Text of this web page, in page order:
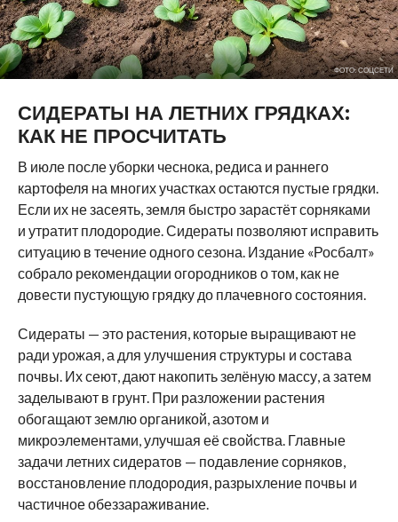
ФОТО: СОЦСЕТИ
СИДЕРАТЫ НА ЛЕТНИХ ГРЯДКАХ:
КАК НЕ ПРОСЧИТАТЬ
В июле после уборки чеснока, редиса и раннего
картофеля на многих участках остаются пустые грядки.
Если их не засеять, земля быстро зарастёт сорняками
и утратит плодородие. Сидераты позволяют исправить
ситуацию в течение одного сезона. Издание «Росбалт»
собрало рекомендации огородников о том, как не
довести пустующую грядку до плачевного состояния.
Сидераты — это растения, которые выращивают не
ради урожая, а для улучшения структуры и состава
почвы. Их сеют, дают накопить зелёную массу, а затем
заделывают в грунт. При разложении растения
обогащают землю органикой, азотом и
микроэлементами, улучшая её свойства. Главные
задачи летних сидератов — подавление сорняков,
восстановление плодородия, разрыхление почвы и
частичное обеззараживание.